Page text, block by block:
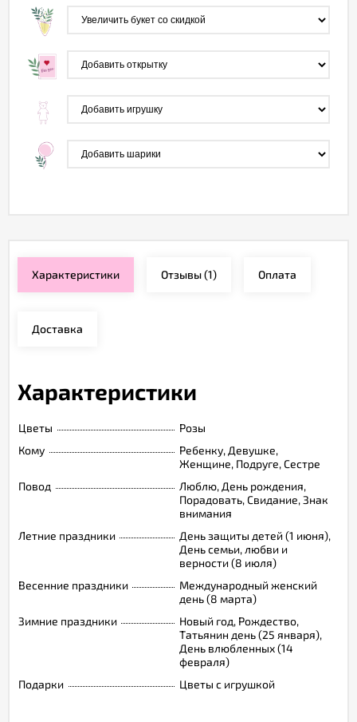
Характеристики Отзывы(1) Оплата
Доставка
Характеристики
Цветы
Розы
Кому
Ребенку, Девушке,
Женщине, Подруге, Сестре
Повод
Люблю, День рождения,
Порадовать, Свидание, Знак
внимания
Летние праздники
День защиты детей (1 июня),
День семьи, любви и
верности (8 июля)
Весенние праздники
Международный женский
день (8 марта)
Зимние праздники
Новый год, Рождество,
Татьянин день (25 января),
День влюбленных (14
февраля)
Подарки
Цветы с игрушкой